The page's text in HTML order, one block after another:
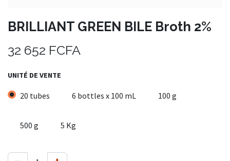
BRILLIANT GREEN BILE Broth 2%
32 652 FCFA
UNITÉ DE VENTE
20 tubes 6 bottles x 100 mL 100 g
500 g 5 Kg